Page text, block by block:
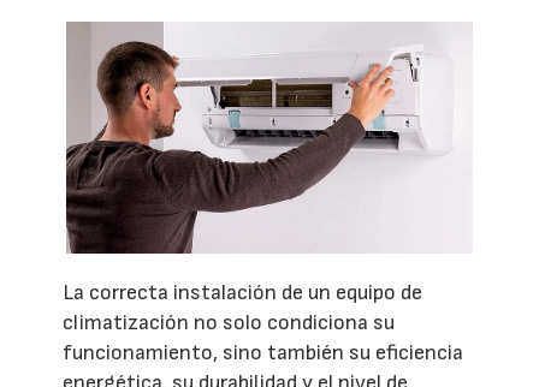
La correcta instalación de un equipo de
climatización no solo condiciona su
funcionamiento, sino también su eficiencia